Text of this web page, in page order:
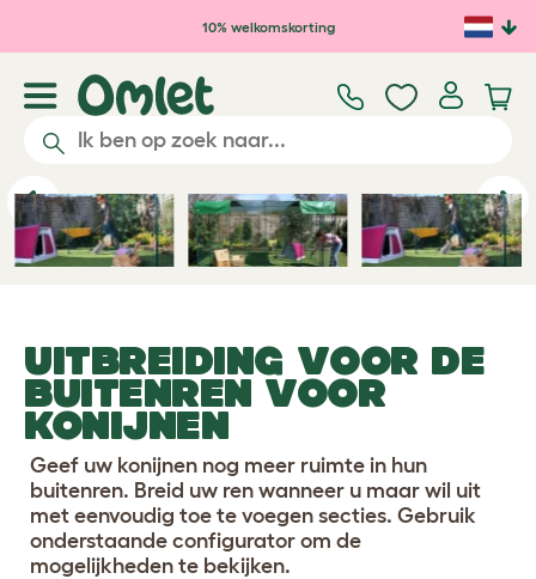
Ga naar de hoofdinhoud
10% welkomskorting
Previous
UITBREIDING VOOR DE
BUITENREN VOOR
KONIJNEN
Geef uw konijnen nog meer ruimte in hun
buitenren. Breid uw ren wanneer u maar wil uit
met eenvoudig toe te voegen secties. Gebruik
onderstaande configurator om de
mogelijkheden te bekijken.